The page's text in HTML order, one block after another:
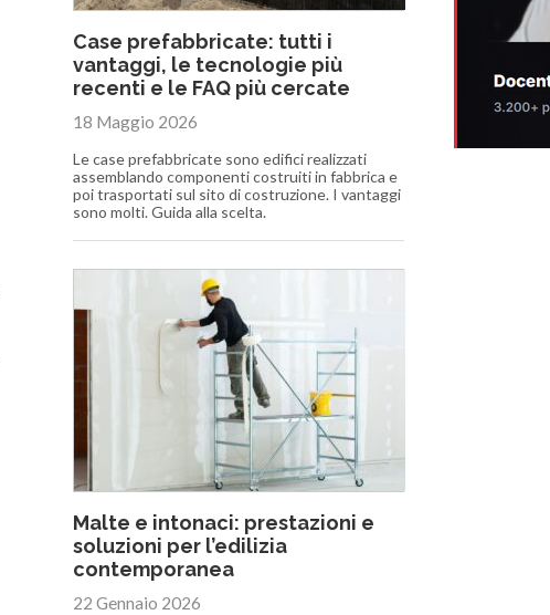
Case prefabbricate: tutti i
vantaggi, le tecnologie più
recenti e le FAQ più cercate
18 Maggio 2026
Le case prefabbricate sono edifici realizzati
assemblando componenti costruiti in fabbrica e
poi trasportati sul sito di costruzione. I vantaggi
sono molti. Guida alla scelta.
Malte e intonaci: prestazioni e
soluzioni per l’edilizia
contemporanea
22 Gennaio 2026